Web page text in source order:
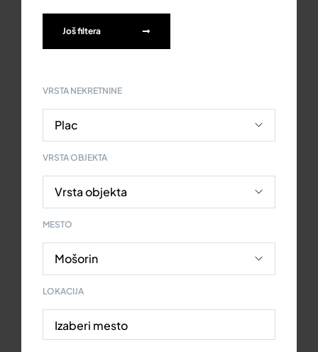
Još filtera
VRSTA NEKRETNINE
VRSTA OBJEKTA
MESTO
LOKACIJA
Izaberi mesto